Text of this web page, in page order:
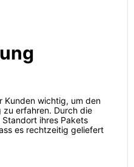
Kunden wichtig, um den
zu erfahren. Durch die
ihres Pakets
es rechtzeitig geliefert